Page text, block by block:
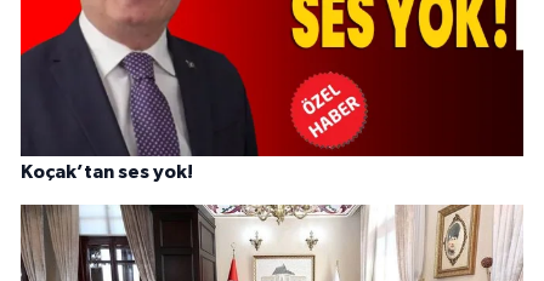
Koçak’tan ses yok!